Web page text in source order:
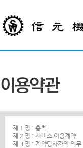
제 1 장 : 총칙
제 2 장 : 서비스 이용계약
제 3 장 : 계약당사자의 의무